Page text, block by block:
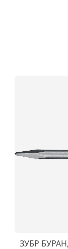
ЗУБР